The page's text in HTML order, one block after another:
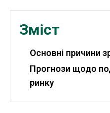
Зміст
Основні причини
Прогнози щодо
ринку